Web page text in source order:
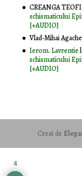
CREANGA
schismaticului
[+AUDIO]
Vlad-Mihai Agache
Ierom. Lavrentie
schismaticului
[+AUDIO]
Creat de
4